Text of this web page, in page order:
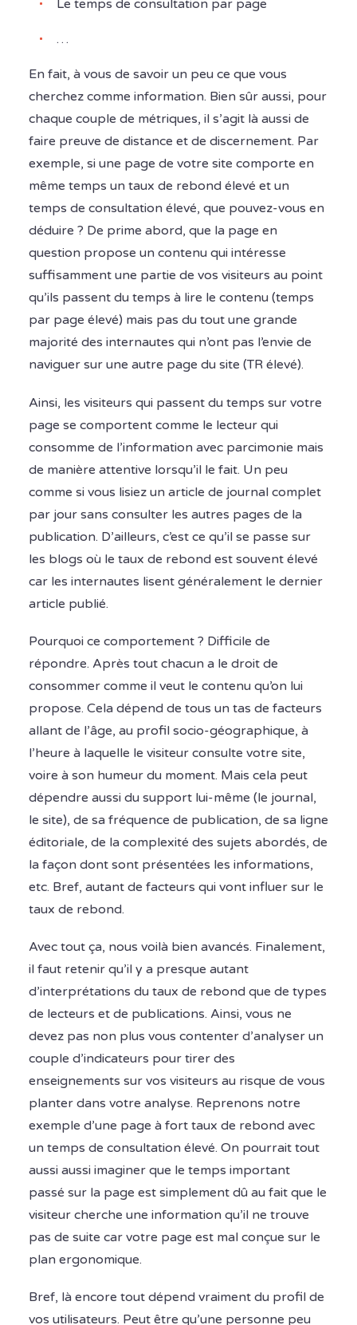
Le temps de consultation par page
…
En fait, à vous de savoir un peu ce que vous
cherchez comme information. Bien sûr aussi, pour
chaque couple de métriques, il s’agit là aussi de
faire preuve de distance et de discernement. Par
exemple, si une page de votre site comporte en
même temps un taux de rebond élevé et un
temps de consultation élevé, que pouvez-vous en
déduire ? De prime abord, que la page en
question propose un contenu qui intéresse
suffisamment une partie de vos visiteurs au point
qu’ils passent du temps à lire le contenu (temps
par page élevé) mais pas du tout une grande
majorité des internautes qui n’ont pas l’envie de
naviguer sur une autre page du site (TR élevé).
Ainsi, les visiteurs qui passent du temps sur votre
page se comportent comme le lecteur qui
consomme de l’information avec parcimonie mais
de manière attentive lorsqu’il le fait. Un peu
comme si vous lisiez un article de journal complet
par jour sans consulter les autres pages de la
publication. D’ailleurs, c’est ce qu’il se passe sur
les blogs où le taux de rebond est souvent élevé
car les internautes lisent généralement le dernier
article publié.
Pourquoi ce comportement ? Difficile de
répondre. Après tout chacun a le droit de
consommer comme il veut le contenu qu’on lui
propose. Cela dépend de tous un tas de facteurs
allant de l’âge, au profil socio-géographique, à
l’heure à laquelle le visiteur consulte votre site,
voire à son humeur du moment. Mais cela peut
dépendre aussi du support lui-même (le journal,
le site), de sa fréquence de publication, de sa ligne
éditoriale, de la complexité des sujets abordés, de
la façon dont sont présentées les informations,
etc. Bref, autant de facteurs qui vont influer sur le
taux de rebond.
Avec tout ça, nous voilà bien avancés. Finalement,
il faut retenir qu’il y a presque autant
d’interprétations du taux de rebond que de types
de lecteurs et de publications. Ainsi, vous ne
devez pas non plus vous contenter d’analyser un
couple d’indicateurs pour tirer des
enseignements sur vos visiteurs au risque de vous
planter dans votre analyse. Reprenons notre
exemple d’une page à fort taux de rebond avec
un temps de consultation élevé. On pourrait tout
aussi aussi imaginer que le temps important
passé sur la page est simplement dû au fait que le
visiteur cherche une information qu’il ne trouve
pas de suite car votre page est mal conçue sur le
plan ergonomique.
Bref, là encore tout dépend vraiment du profil de
vos utilisateurs. Peut être qu’une personne peu